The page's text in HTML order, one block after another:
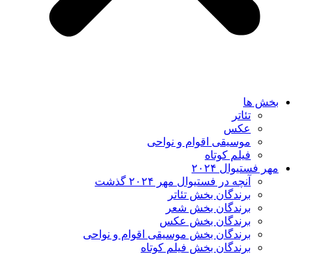
بخش ها
تئاتر
عکس
موسیقی اقوام و نواحی
فیلم کوتاه
مهر فستیوال ۲۰۲۴
آنچه در فستیوال مهر ۲۰۲۴ گذشت
برندگان بخش تئاتر
برندگان بخش شعر
برندگان بخش عکس
برندگان بخش موسیقی اقوام و نواحی
برندگان بخش فیلم کوتاه